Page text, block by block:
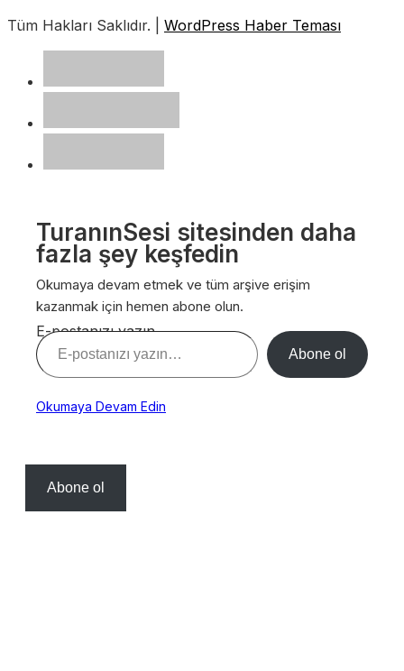
Tüm Hakları Saklıdır. | WordPress Haber Teması
TuranınSesi sitesinden daha
fazla şey keşfedin
Okumaya devam etmek ve tüm arşive erişim
kazanmak için hemen abone olun.
E-postanızı yazın…
Abone ol
Okumaya Devam Edin
Abone ol